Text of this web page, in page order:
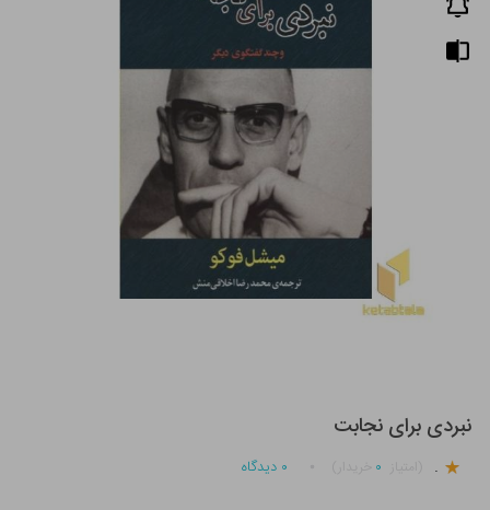
نبردی برای نجابت
. ۰ ۰ دیدگاه